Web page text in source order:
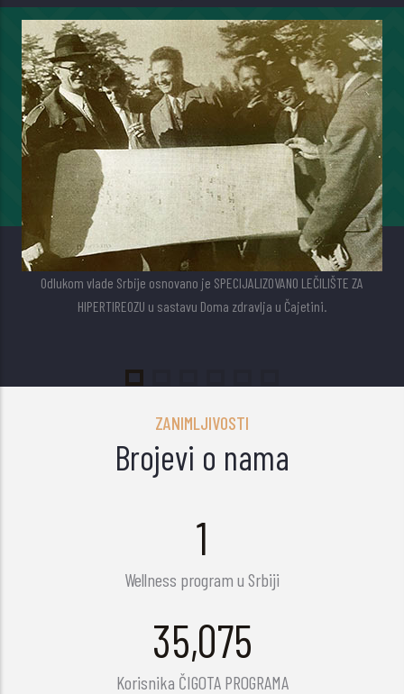
Odlukom vlade Srbije osnovano je SPECIJALIZOVANO LEČILIŠTE ZA
HIPERTIREOZU u sastavu Doma zdravlja u Čajetini.
ZANIMLJIVOSTI
Brojevi o nama
1
Wellness program u Srbiji
45,522
Korisnika ČIGOTA PROGRAMA